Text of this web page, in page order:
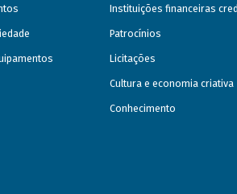
Instituições financeiras
Patrocínios
Licitações
Cultura e economia criativa
Conhecimento